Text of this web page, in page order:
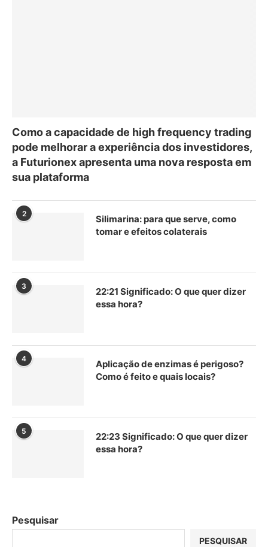
Como a capacidade de high frequency trading
pode melhorar a experiência dos investidores,
a Futurionex apresenta uma nova resposta em
sua plataforma
2
Silimarina: para que serve, como
tomar e efeitos colaterais
3
22:21 Significado: O que quer dizer
essa hora?
4
Aplicação de enzimas é perigoso?
Como é feito e quais locais?
5
22:23 Significado: O que quer dizer
essa hora?
Pesquisar
PESQUISAR